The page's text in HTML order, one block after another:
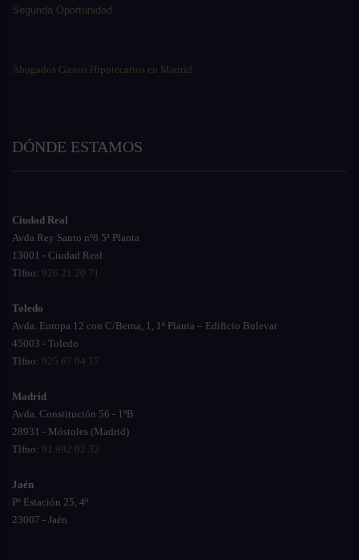
Segunda Oportunidad
Abogados Gastos Hipotecarios en Madrid
DÓNDE ESTAMOS
Ciudad Real
Avda Rey Santo nº8 5ª Planta
13001 - Ciudad Real
Tlfno: 926 21 20 71
Toledo
Avda. Europa 12 con C/Berna, 1, 1ª Planta – Edificio Bulevar
45003 - Toledo
Tlfno: 925 67 04 17
Madrid
Avda. Constitución 56 - 1ºB
28931 - Móstoles (Madrid)
Tlfno: 91 992 02 32
Jaén
Pº Estación 25, 4º
23007 - Jaén